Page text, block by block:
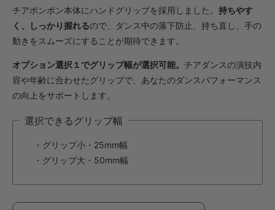
1,375円(税込)
・【完成仕上】ｸﾞﾘｯﾌﾟ大
・【カット仕上】ｸﾞﾘｯﾌﾟ小
891円(税込)
・【カット仕上】ｸﾞﾘｯﾌﾟ小
チアポンポン本体にハンドグリップを採用しました。 持ちやす
く、しっかり握れるので、ダンス中の落下防止、持ち直し、手の
動きをスムーズにすることが期待できます。
オプション選択１でグリップ幅が選択可能。 チアダンスの演技内
容や年齢に合わせたグリップで、あなたのダンスパフォーマンス
の向上をサポートします。
選択できるグリップ幅
・グリップ小・25mm幅
・グリップ大・50mm幅